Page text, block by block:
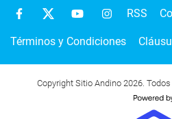
RSS
Términos y Condiciones
Copyright Sitio Andino 2026.